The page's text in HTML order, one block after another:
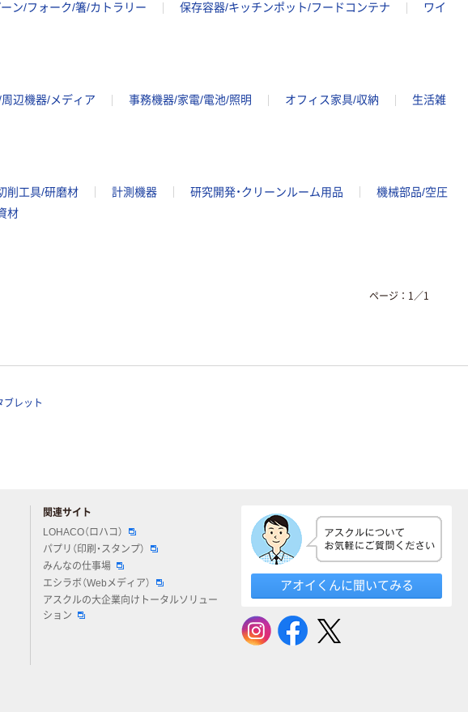
ン/フォーク/箸/カトラリー 保存容器/キッチンポット/フードコンテナ
ワイ
辺機器/メディア 事務機器/家電/電池/照明 オフィス家具/収納
生活雑
削工具/研磨材 計測機器 研究開発・クリーンルーム用品
機械部品/空圧
材
ページ： 1 ／1
ブレット
関連サイト
LOHACO（ロハコ）
パプリ（印刷・スタンプ）
みんなの仕事場
エシラボ（Webメディア）
アスクルの大企業向けトータルソリュー
ション
アオイくんに聞いてみる